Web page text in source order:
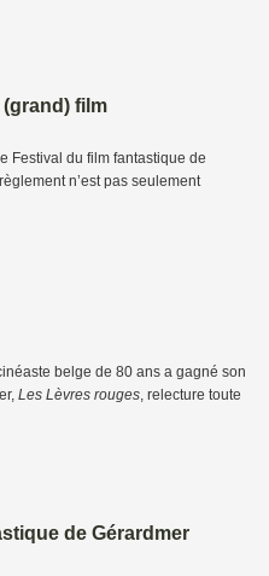
film
Festival du film fantastique de
n’est pas seulement
belge de 80 ans a gagné son
Les Lèvres rouges, relecture toute
de Gérardmer